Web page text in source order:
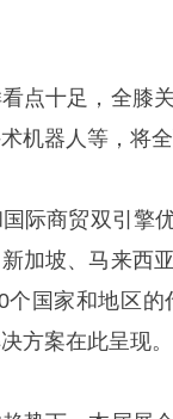
点十足，全膝
机器人等，将
际商贸双引擎
加坡、马来西
个国家和地区
方案在此呈现。